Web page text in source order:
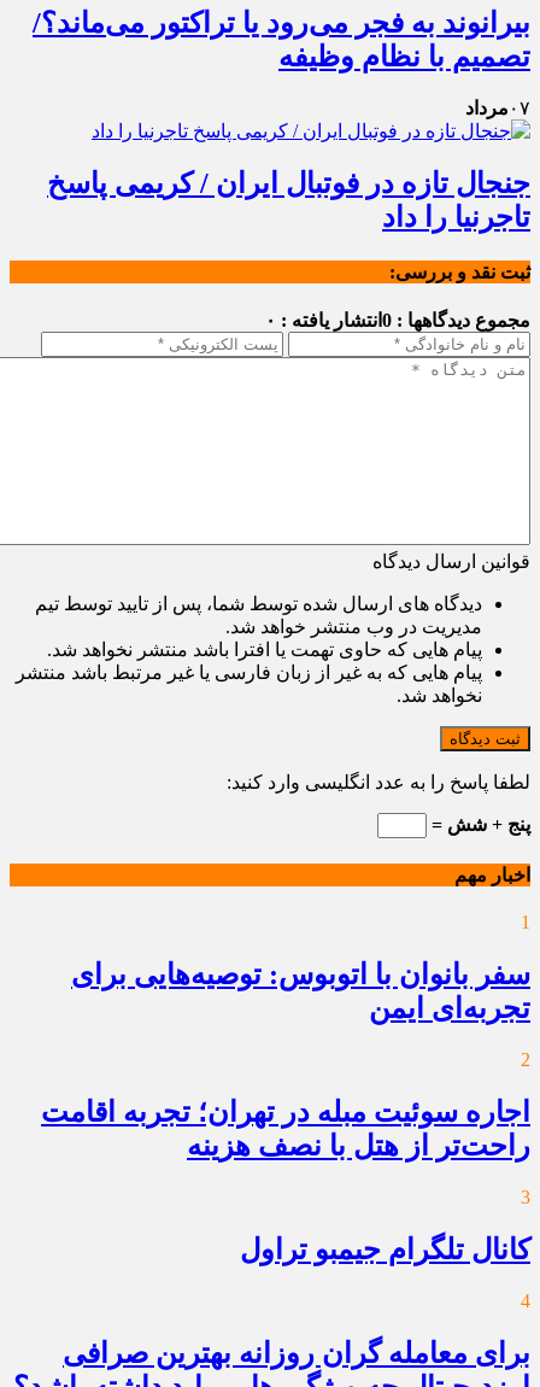
بیرانوند به فجر می‌رود یا تراکتور می‌ماند؟/
تصمیم با نظام وظیفه
۰۷ مرداد
جنجال تازه در فوتبال ایران / کریمی پاسخ
تاجرنیا را داد
ثبت نقد و بررسی:
مجموع دیدگاهها : 0 انتشار یافته : ۰
قوانین ارسال دیدگاه
دیدگاه های ارسال شده توسط شما، پس از تایید توسط تیم
مدیریت در وب منتشر خواهد شد.
پیام هایی که حاوی تهمت یا افترا باشد منتشر نخواهد شد.
پیام هایی که به غیر از زبان فارسی یا غیر مرتبط باشد منتشر
نخواهد شد.
ثبت دیدگاه
لطفا پاسخ را به عدد انگلیسی وارد کنید:
پنج + شش =
اخبار مهم
1
سفر بانوان با اتوبوس: توصیه‌هایی برای
تجربه‌ای ایمن
2
اجاره سوئیت مبله در تهران؛ تجربه اقامت
راحت‌تر از هتل با نصف هزینه
3
کانال تلگرام جیمبو تراول
4
برای معامله گران روزانه بهترین صرافی